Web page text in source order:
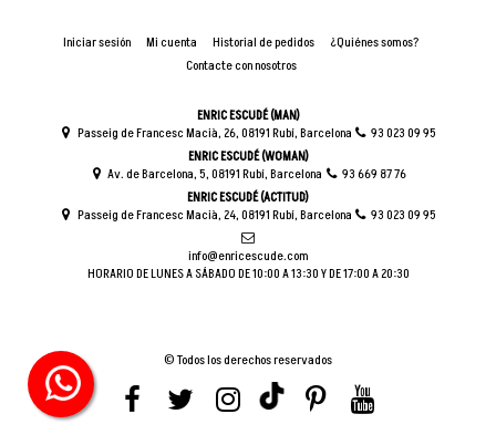
Iniciar sesión Mi cuenta Historial de pedidos
¿Quiénes somos?
Contacte con nosotros
ENRIC ESCUDÉ (MAN)
Passeig de Francesc Macià, 26, 08191 Rubí, Barcelona
93 023 09 95
ENRIC ESCUDÉ (WOMAN)
Av. de Barcelona, 5, 08191 Rubí, Barcelona
93 669 87 76
ENRIC ESCUDÉ (ACTITUD)
Passeig de Francesc Macià, 24, 08191 Rubí, Barcelona
93 023 09 95
info@enricescude.com
HORARIO DE LUNES A SÁBADO DE 10:00 A 13:30 Y DE 17:00 A 20:30
© Todos los derechos reservados